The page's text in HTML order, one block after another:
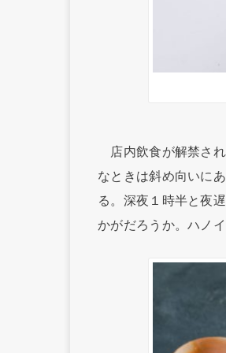
店内飲食が解禁さ
なときは斜め向いに
る。深夜１時半と夜
かがだろうか。ハノ